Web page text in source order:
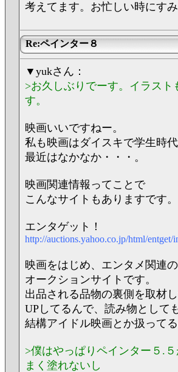
考えてます。お忙しい時にすみ
Re:ペインター８
▼yukさん：
>お久しぶりでーす。イラス
す。
映画いいですねー。
私も映画はダイスキで学生時
最近はなかなか・・・。
映画関連情報ってことで
こんなサイトもありますです。
エンタゲット！
http://auctions.yahoo.co.jp/html/entget/
映画をはじめ、エンタメ関連
オークションサイトです。
出品される品物の裏側を取材
UPしてるんで、読み物として
結構アイドル映画とか扱って
>僕はやっぱりペインター５.
まく塗れないし